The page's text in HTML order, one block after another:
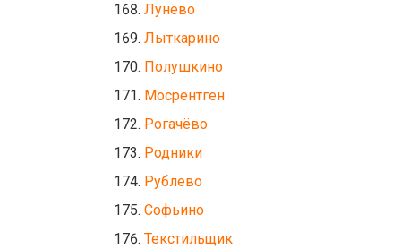
Лунево
Лыткарино
Полушкино
Мосрентген
Рогачёво
Родники
Рублёво
Софьино
Текстильщик